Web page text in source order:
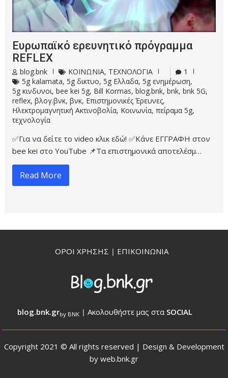
Ευρωπαϊκό ερευνητικό πρόγραμμα
REFLEX
blog.bnk ΚΟΙΝΩΝΙΑ, ΤΕΧΝΟΛΟΓΙΑ
1
5g kalamata,5g δικτυο,5g Ελλαδα,5g ενημέρωση,
5g κινδυνοι,bee kei 5g, Bill Kormas,blog.bnk,bnk,bnk 5G,
reflex,βλογ.βνκ,βνκ, Επιστημονικές Έρευνες,
Ηλεκτρομαγνητική Ακτινοβολία, Κοινωνία,πείραμα 5g,
τεχνολογία
✅Για να δείτε το video κλικ εδώ! ✅Κάνε ΕΓΓΡΑΦΗ στον
bee kei στο YouTube 📌Τα επιστημονικά αποτελέσμ…
Read More
ΟΡΟΙ ΧΡΗΣΗΣ | ΕΠΙΚΟΙΝΩΝΙΑ
blog.bnk.grby BNK |Ακολουθήστε μας στα SOCIAL
Copyright 2021 © All rights reserved | Design & Development
by web.bnk.gr